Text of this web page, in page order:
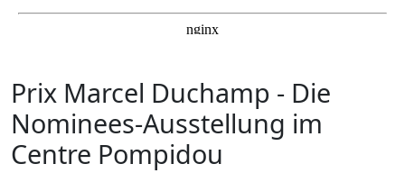
Prix Marcel Duchamp - Die
Nominees-Ausstellung im
Centre Pompidou